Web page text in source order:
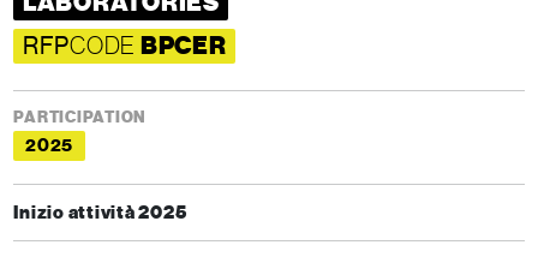
RFPCODE BPCER
PARTICIPATION
2025
Inizio attività 2025